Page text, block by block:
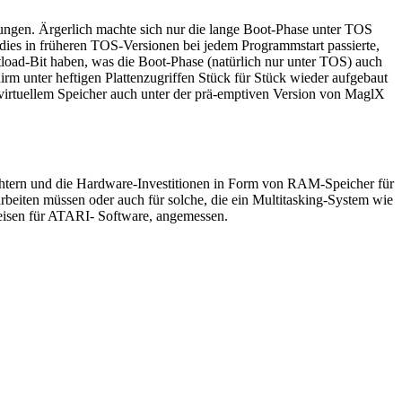
Ärgerlich machte sich nur die lange Boot-Phase unter TOS
in früheren TOS-Versionen bei jedem Programmstart passierte,
Bit haben, was die Boot-Phase (natürlich nur unter TOS) auch
unter heftigen Plattenzugriffen Stück für Stück wieder aufgebaut
Speicher auch unter der prä-emptiven Version von MaglX
und die Hardware-Investitionen in Form von RAM-Speicher für
müssen oder auch für solche, die ein Multitasking-System wie
für ATARI- Software, angemessen.